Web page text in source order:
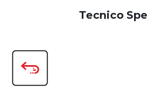
Tecnico